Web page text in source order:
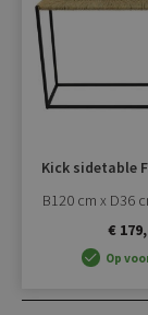
Kick sidetable
B120 cm x D36
€
Op